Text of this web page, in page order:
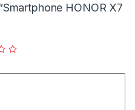
HONOR X7